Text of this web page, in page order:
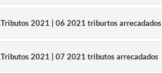
Tributos 2021 | 06 2021 triburtos arrecadados
Tributos 2021 | 07 2021 tributos arrecadados